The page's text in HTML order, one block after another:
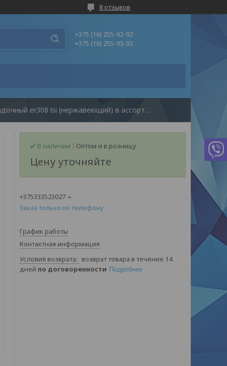
8 отзывов
+375 (16) 255-92-92
+375 (16) 255-93-93
Пруток присадочный er308 lsi (нержавеющий) в ассортименте
В наличии Оптом и в розницу
Цену уточняйте
+375333523027
Заказ только по телефону
График работы
Контактная информация
возврат товара в течение 14
дней по договоренности Подробнее